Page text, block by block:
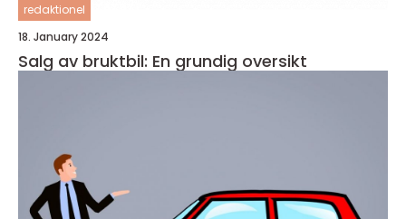
redaktionel
18. January 2024
Salg av bruktbil: En grundig oversikt